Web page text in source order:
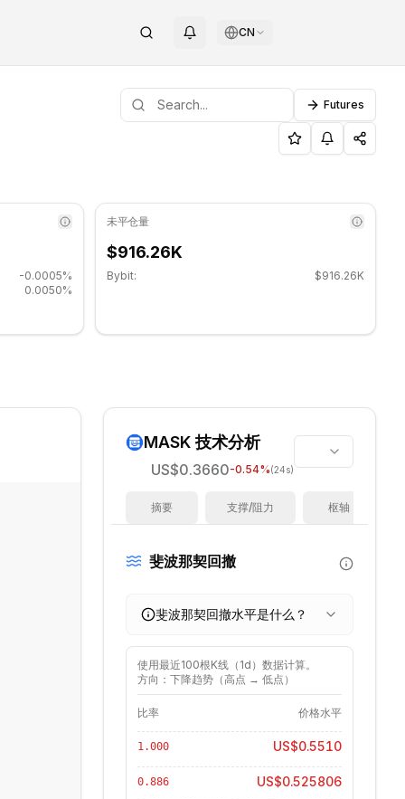
CN
Futures
斐波那契位 - COINOTAG
-0.0005%
0.0050%
未平仓量
$916.26K
Bybit: $916.26K
MASK技术分析
US$0.3660-0.54%(24s)
摘要 支撑/阻力 枢轴
斐波那契回撤
斐波那契回撤水平是什么？
使用最近100根K线（ 1d ）数据计算。
方向：下降趋势（高点 → 低点）
比率 价格水平
1.000 US$0.5510
0.886 US$0.525806